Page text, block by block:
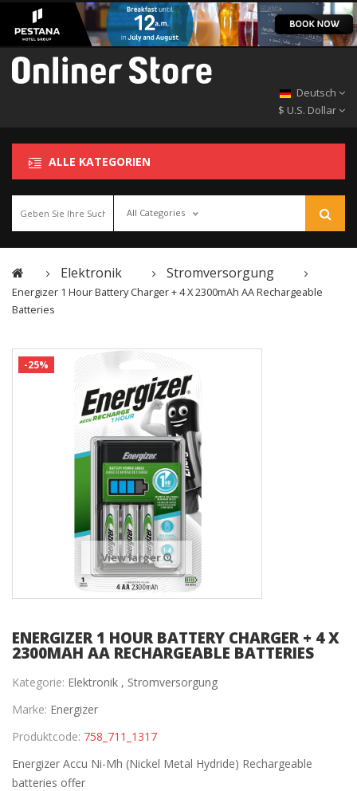
Deutsch
$ U.S. Dollar
ALLE KATEGORIEN
All Categories
Elektronik Stromversorgung
Energizer 1 Hour Battery Charger + 4 X 2300mAh AA Rechargeable
Batteries
-25%
View larger
ENERGIZER 1 HOUR BATTERY CHARGER + 4 X
2300MAH AA RECHARGEABLE BATTERIES
Kategorie: Elektronik , Stromversorgung
Marke: Energizer
Produktcode: 758_711_1317
Energizer Accu Ni-Mh (Nickel Metal Hydride) Rechargeable
batteries offer